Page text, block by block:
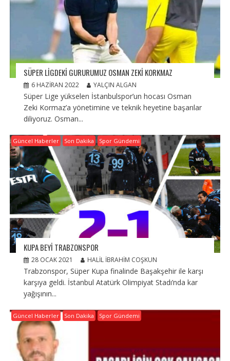
SÜPER LIGDEKI GURURUMUZ OSMAN ZEKI KORKMAZ
6 HAZIRAN 2022 YALÇIN ALGAN
Süper Lige yükselen İstanbulspor’un hocası Osman
Zeki Kormaz’a yönetimine ve teknik heyetine başarılar
diliyoruz. Osman...
Güncel Haberler Son Dakika Spor Gündemi
KUPA BEYI TRABZONSPOR
28 OCAK 2021 HALIL İBRAHIM COŞKUN
Trabzonspor, Süper Kupa finalinde Başakşehir ile karşı
karşıya geldi. İstanbul Atatürk Olimpiyat Stadı’nda kar
yağışının...
Güncel Haberler Son Dakika Spor Gündemi